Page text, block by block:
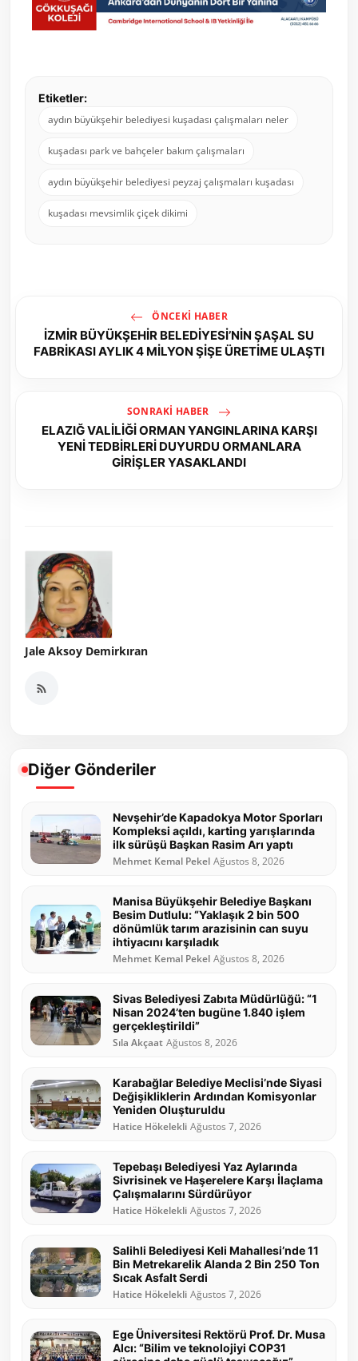
Etiketler:
aydın büyükşehir belediyesi kuşadası çalışmaları neler
kuşadası park ve bahçeler bakım çalışmaları
aydın büyükşehir belediyesi peyzaj çalışmaları kuşadası
kuşadası mevsimlik çiçek dikimi
ÖNCEKI HABER
İZMİR BÜYÜKŞEHİR BELEDİYESİ’NİN ŞAŞAL SU
FABRİKASI AYLIK 4 MİLYON ŞİŞE ÜRETİME ULAŞTI
SONRAKI HABER
ELAZIĞ VALİLİĞİ ORMAN YANGINLARINA KARŞI
YENİ TEDBİRLERİ DUYURDU ORMANLARA
GİRİŞLER YASAKLANDI
Jale Aksoy Demirkıran
Diğer Gönderiler
Nevşehir’de Kapadokya Motor Sporları
Kompleksi açıldı, karting yarışlarında
ilk sürüşü Başkan Rasim Arı yaptı
Mehmet Kemal Pekel Ağustos 8, 2026
Manisa Büyükşehir Belediye Başkanı
Besim Dutlulu: “Yaklaşık 2 bin 500
dönümlük tarım arazisinin can suyu
ihtiyacını karşıladık
Mehmet Kemal Pekel Ağustos 8, 2026
Sivas Belediyesi Zabıta Müdürlüğü: “1
Nisan 2024’ten bugüne 1.840 işlem
gerçekleştirildi”
Sıla Akçaat Ağustos 8, 2026
Karabağlar Belediye Meclisi’nde Siyasi
Değişikliklerin Ardından Komisyonlar
Yeniden Oluşturuldu
Hatice Hökelekli Ağustos 7, 2026
Tepebaşı Belediyesi Yaz Aylarında
Sivrisinek ve Haşerelere Karşı İlaçlama
Çalışmalarını Sürdürüyor
Hatice Hökelekli Ağustos 7, 2026
Salihli Belediyesi Keli Mahallesi’nde 11
Bin Metrekarelik Alanda 2 Bin 250 Ton
Sıcak Asfalt Serdi
Hatice Hökelekli Ağustos 7, 2026
Ege Üniversitesi Rektörü Prof. Dr. Musa
Alcı: “Bilim ve teknolojiyi COP31